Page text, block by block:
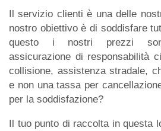
Il servizio clienti è una delle
nostro obiettivo è di soddisfare
questo i nostri prezzi
assicurazione di responsabilità
collisione, assistenza stradale,
e non una tassa per
per la soddisfazione?
Il tuo punto di raccolta in questa